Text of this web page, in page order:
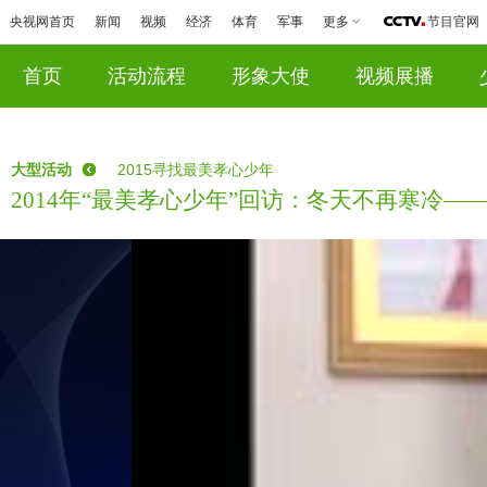
央视网首页 新闻 视频 经济 体育 军事 更多 节目官网
首页 活动流程 形象大使 视频展播
大型活动 2015寻找最美孝心少年
2014年“最美孝心少年”回访：冬天不再寒冷